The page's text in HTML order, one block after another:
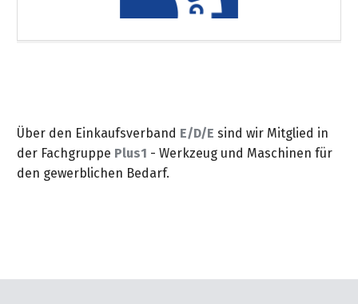
Über den Einkaufsverband E/D/E sind wir Mitglied in
der Fachgruppe Plus1 - Werkzeug und Maschinen für
den gewerblichen Bedarf.